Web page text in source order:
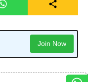
Join Now